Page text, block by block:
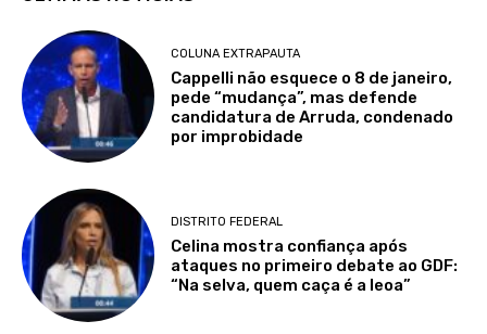
COLUNA EXTRAPAUTA
Cappelli não esquece o 8 de janeiro,
pede “mudança”, mas defende
candidatura de Arruda, condenado
por improbidade
DISTRITO FEDERAL
Celina mostra confiança após
ataques no primeiro debate ao GDF:
“Na selva, quem caça é a leoa”